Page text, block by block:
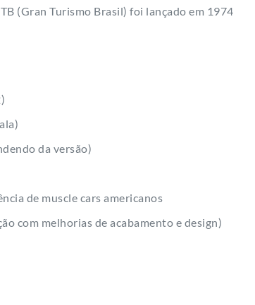
(Gran Turismo Brasil) foi lançado em 1974
da versão)
de muscle cars americanos
com melhorias de acabamento e design)